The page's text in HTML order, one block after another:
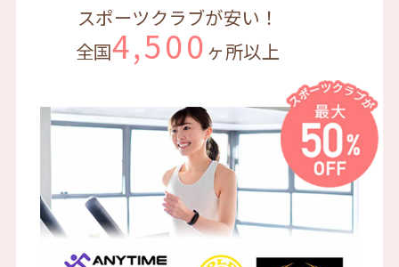
スポーツクラブが安い！
全国4,500 ヶ所以上